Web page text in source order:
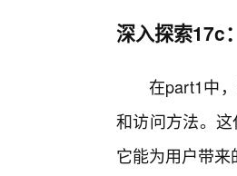
深入探索17c
在part1中
和访问方法。
它能为用户带